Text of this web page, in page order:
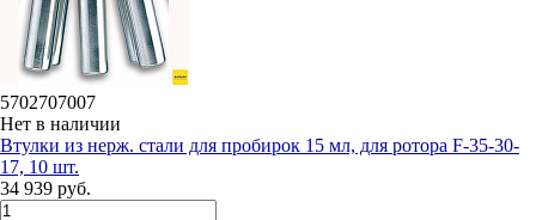
5702707007
Нет в наличии
Втулки из нерж. стали для пробирок 15 мл, для ротора F-35-30-
17, 10 шт.
34 939 руб.